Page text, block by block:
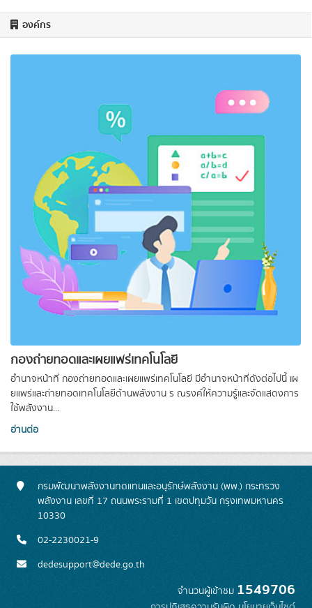
องค์กร
กองถ่ายทอดและเผยแพร่เทคโนโลยี
อำนาจหน้าที่ กองถ่ายทอดและเผยแพร่เทคโนโลยี มีอํานาจหน้าที่ดังต่อไปนี้ เผ
ยแพร่และถ่ายทอดเทคโนโลยีด้านพลังงาน ร ณรงค์ให้ความรู้และจัดแสดงการ
ใช้พลังงาน...
อ่านต่อ
กรมพัฒนาพลังงานทดแทนและอนุรักษ์พลังงาน (พพ.) กระทรวง
พลังงาน เลขที่ 17 ถนนพระรามที่ 1 เขตปทุมวัน กรุงเทพมหานคร
10330
02-2230021-9
dedesupport@dede.go.th
จำนวนผู้เข้าชม 1549706